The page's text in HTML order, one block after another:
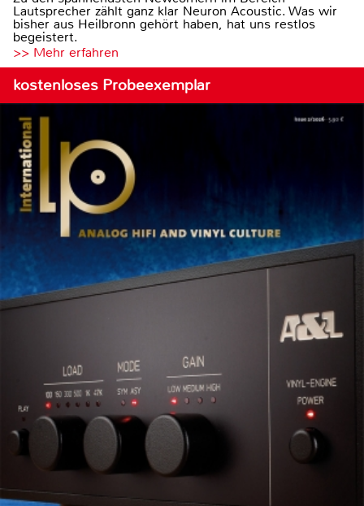
Lautsprecher zählt ganz klar Neuron Acoustic. Was wir
bisher aus Heilbronn gehört haben, hat uns restlos
begeistert.
>> Mehr erfahren
kostenloses Probeexemplar